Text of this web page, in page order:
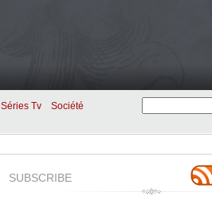
Séries Tv
Société
SUBSCRIBE